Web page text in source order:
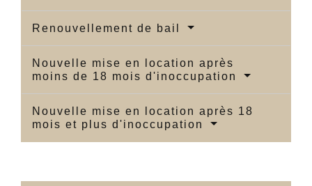
Renouvellement de bail
Nouvelle mise en location après
moins de 18 mois d'inoccupation
Nouvelle mise en location après 18
mois et plus d'inoccupation